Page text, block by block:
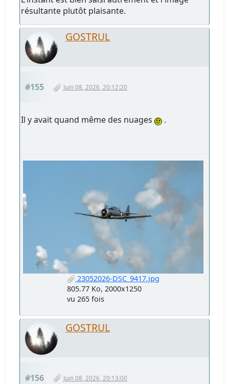
résultante plutôt plaisante.
GOSTRUL
#155 Juin 08, 2026, 20:12:20
Il y avait quand même des nuages .
23052026-DSC_9417.jpg
805.77 Ko, 2000x1250
vu 265 fois
GOSTRUL
#156 Juin 08, 2026, 20:13:00